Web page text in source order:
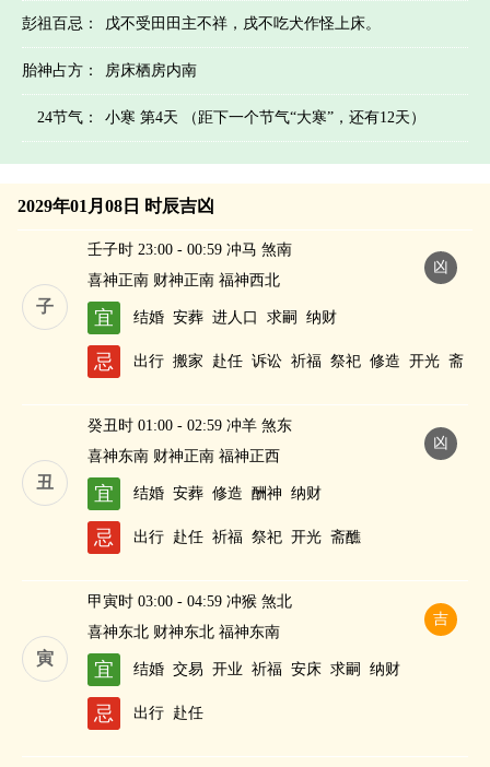
彭祖百忌： 戊不受田田主不祥，戌不吃犬作怪上床。
胎神占方： 房床栖房内南
24节气： 小寒 第4天 （距下一个节气“大寒”，还有12天）
2029年01月08日 时辰吉凶
子
凶
壬子时 23:00 - 00:59 冲马 煞南
喜神正南 财神正南 福神西北
宜 结婚 安葬 进人口 求嗣 纳财
忌 出行 搬家 赴任 诉讼 祈福 祭祀 修造 开光 斋
丑
凶
癸丑时 01:00 - 02:59 冲羊 煞东
喜神东南 财神正南 福神正西
宜 结婚 安葬 修造 酬神 纳财
忌 出行 赴任 祈福 祭祀 开光 斋醮
寅
吉
甲寅时 03:00 - 04:59 冲猴 煞北
喜神东北 财神东北 福神东南
宜 结婚 交易 开业 祈福 安床 求嗣 纳财
忌 出行 赴任